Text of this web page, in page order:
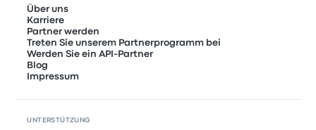
Über uns
Karriere
Partner werden
Treten Sie unserem Partnerprogramm bei
Werden Sie ein API-Partner
Blog
Impressum
UNTERSTÜTZUNG